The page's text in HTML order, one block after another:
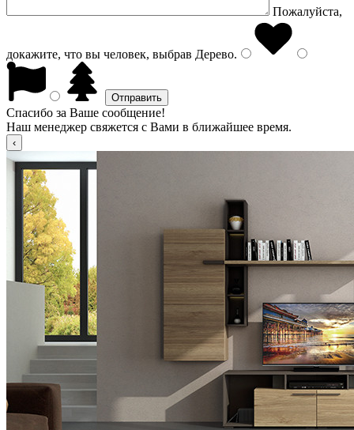
Пожалуйста,
докажите, что вы человек, выбрав Дерево.
Спасибо за Ваше сообщение!
Наш менеджер свяжется с Вами в ближайшее время.